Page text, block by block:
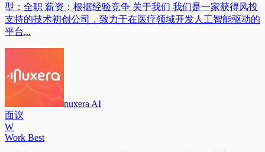
型：全职 薪资：根据经验竞争 关于我们 我们是一家获得风投
支持的技术初创公司，致力于在医疗领域开发人工智能驱动的
平台...
nuxera AI
面议
W
Work Best